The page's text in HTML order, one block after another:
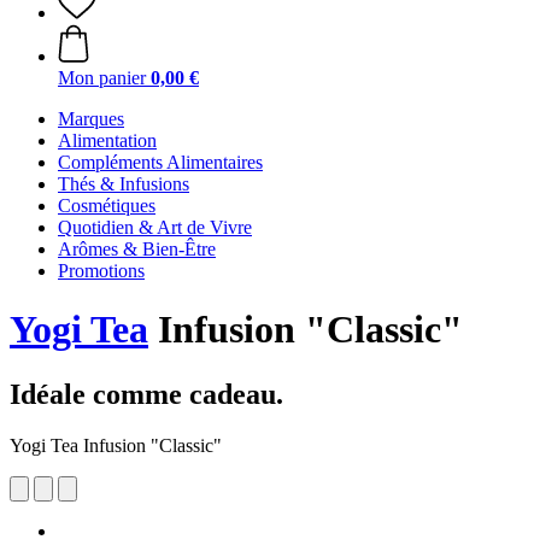
Mon panier 0,00 €
Marques
Alimentation
Compléments Alimentaires
Thés & Infusions
Cosmétiques
Quotidien & Art de Vivre
Arômes & Bien-Être
Promotions
Yogi Tea Infusion "Classic"
Idéale comme cadeau.
Yogi Tea Infusion "Classic"